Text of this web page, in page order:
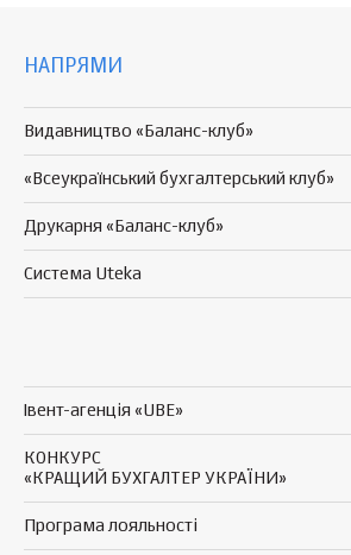
НАПРЯМИ
Видавництво «Баланс-клуб»
«Всеукраїнський бухгалтерський клуб»
Друкарня «Баланс-клуб»
Система Uteka
Івент-агенція «UBE»
КОНКУРС
«КРАЩИЙ БУХГАЛТЕР УКРАЇНИ»
Програма лояльності